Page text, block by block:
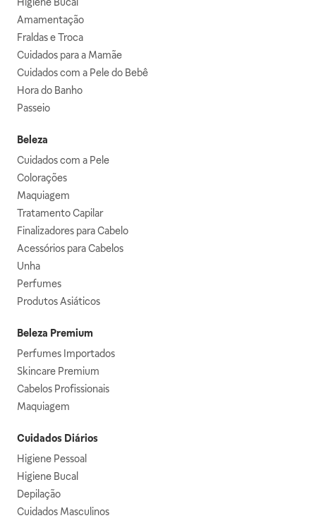
Amamentação
Fraldas e Troca
Cuidados para a Mamãe
Cuidados com a Pele do Bebê
Hora do Banho
Passeio
Beleza
Cuidados com a Pele
Colorações
Maquiagem
Tratamento Capilar
Finalizadores para Cabelo
Acessórios para Cabelos
Unha
Perfumes
Produtos Asiáticos
Beleza Premium
Perfumes Importados
Skincare Premium
Cabelos Profissionais
Maquiagem
Cuidados Diários
Higiene Pessoal
Higiene Bucal
Depilação
Cuidados Masculinos